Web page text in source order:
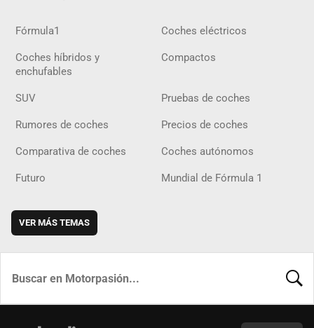
Fórmula1 Coches eléctricos
Coches híbridos y
enchufables
Compactos
SUV Pruebas de coches
Rumores de coches Precios de coches
Comparativa de coches Coches autónomos
Futuro Mundial de Fórmula 1
VER MÁS TEMAS